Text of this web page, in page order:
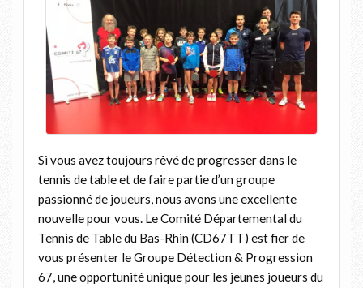
Si vous avez toujours rêvé de progresser dans le
tennis de table et de faire partie d’un groupe
passionné de joueurs, nous avons une excellente
nouvelle pour vous. Le Comité Départemental du
Tennis de Table du Bas-Rhin (CD67TT) est fier de
vous présenter le Groupe Détection & Progression
67, une opportunité unique pour les jeunes joueurs du